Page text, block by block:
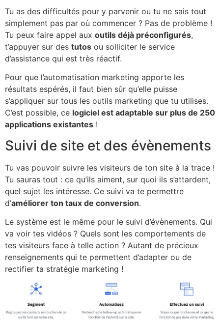
Tu as des difficultés pour y parvenir ou tu ne sais tout
simplement pas par où commencer ? Pas de problème !
Tu peux faire appel aux outils déjà préconfigurés,
t’appuyer sur des tutos ou solliciter le service
d’assistance qui est très réactif.
Pour que l’automatisation marketing apporte les
résultats espérés, il faut bien sûr qu’elle puisse
s’appliquer sur tous les outils marketing que tu utilises.
C’est possible, ce logiciel est adaptable sur plus de 250
applications existantes !
Suivi de site et des évènements
Tu vas pouvoir suivre les visiteurs de ton site à la trace !
Tu sauras tout : ce qu’ils aiment, sur quoi ils s’attardent,
quel sujet les intéresse. Ce suivi va te permettre
d’améliorer ton taux de conversion.
Le système est le même pour le suivi d’évènements. Qui
va voir tes vidéos ? Quels sont les comportements de
tes visiteurs face à telle action ? Autant de précieux
renseignements qui te permettent d’adapter ou de
rectifier ta stratégie marketing !